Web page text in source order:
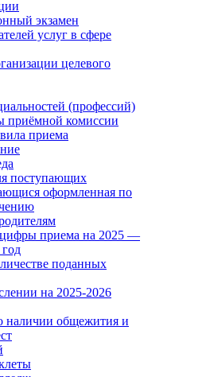
экзамен
услуг в сфере
целевого
(профессий)
приёмной комиссии
приема
поступающих
оформленная по
приема на 2025 —
поданных
на 2025-2026
наличии общежития и